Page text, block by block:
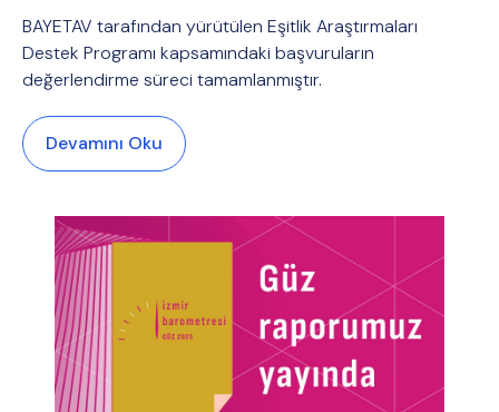
BAYETAV tarafından yürütülen Eşitlik Araştırmaları
Destek Programı kapsamındaki başvuruların
değerlendirme süreci tamamlanmıştır.
Devamını Oku